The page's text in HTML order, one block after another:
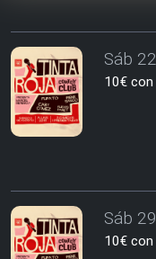
Sáb
10€ con
Sáb
10€ con